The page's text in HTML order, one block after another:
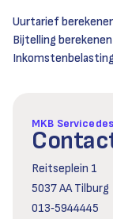
Uurtarief
Bijtelling
MKB
Reitseplein 1
5037 AA Tilburg
013‑5944445